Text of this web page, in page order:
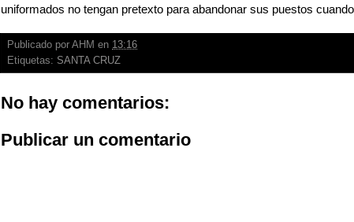
uniformados no tengan pretexto para abandonar sus puestos
Publicado por AHM en 13:16
Etiquetas: SANTA CRUZ
No hay comentarios:
Publicar un comentario